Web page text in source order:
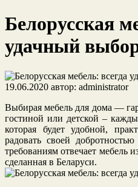
Белорусская
удачный
19.06.2020 автор: administrator
Выбирая мебель для дома —
гостиной или детской –
которая будет удобной,
радовать своей
требованиям отвечает мебель
сделанная в Беларуси.